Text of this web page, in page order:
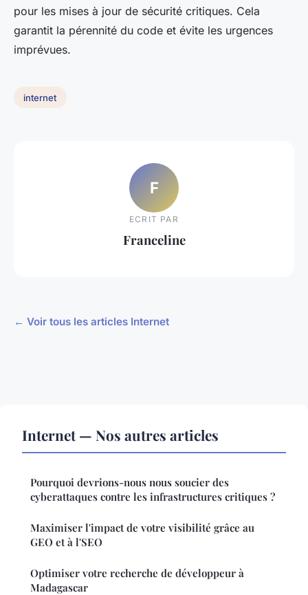
pour les mises à jour de sécurité critiques. Cela
garantit la pérennité du code et évite les urgences
imprévues.
internet
F
ECRIT PAR
Franceline
← Voir tous les articles Internet
Internet — Nos autres articles
Pourquoi devrions-nous nous soucier des
cyberattaques contre les infrastructures critiques ?
Maximiser l'impact de votre visibilité grâce au
GEO et à l'SEO
Optimiser votre recherche de développeur à
Madagascar